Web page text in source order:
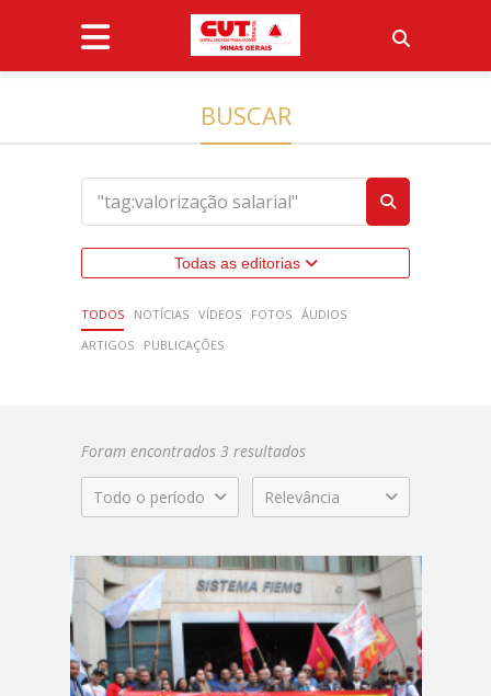
BUSCAR
Todas as editorias
TODOS NOTÍCIAS VÍDEOS FOTOS ÁUDIOS
ARTIGOS
PUBLICAÇÕES
Foram encontrados 3 resultados
Todo o período Relevância